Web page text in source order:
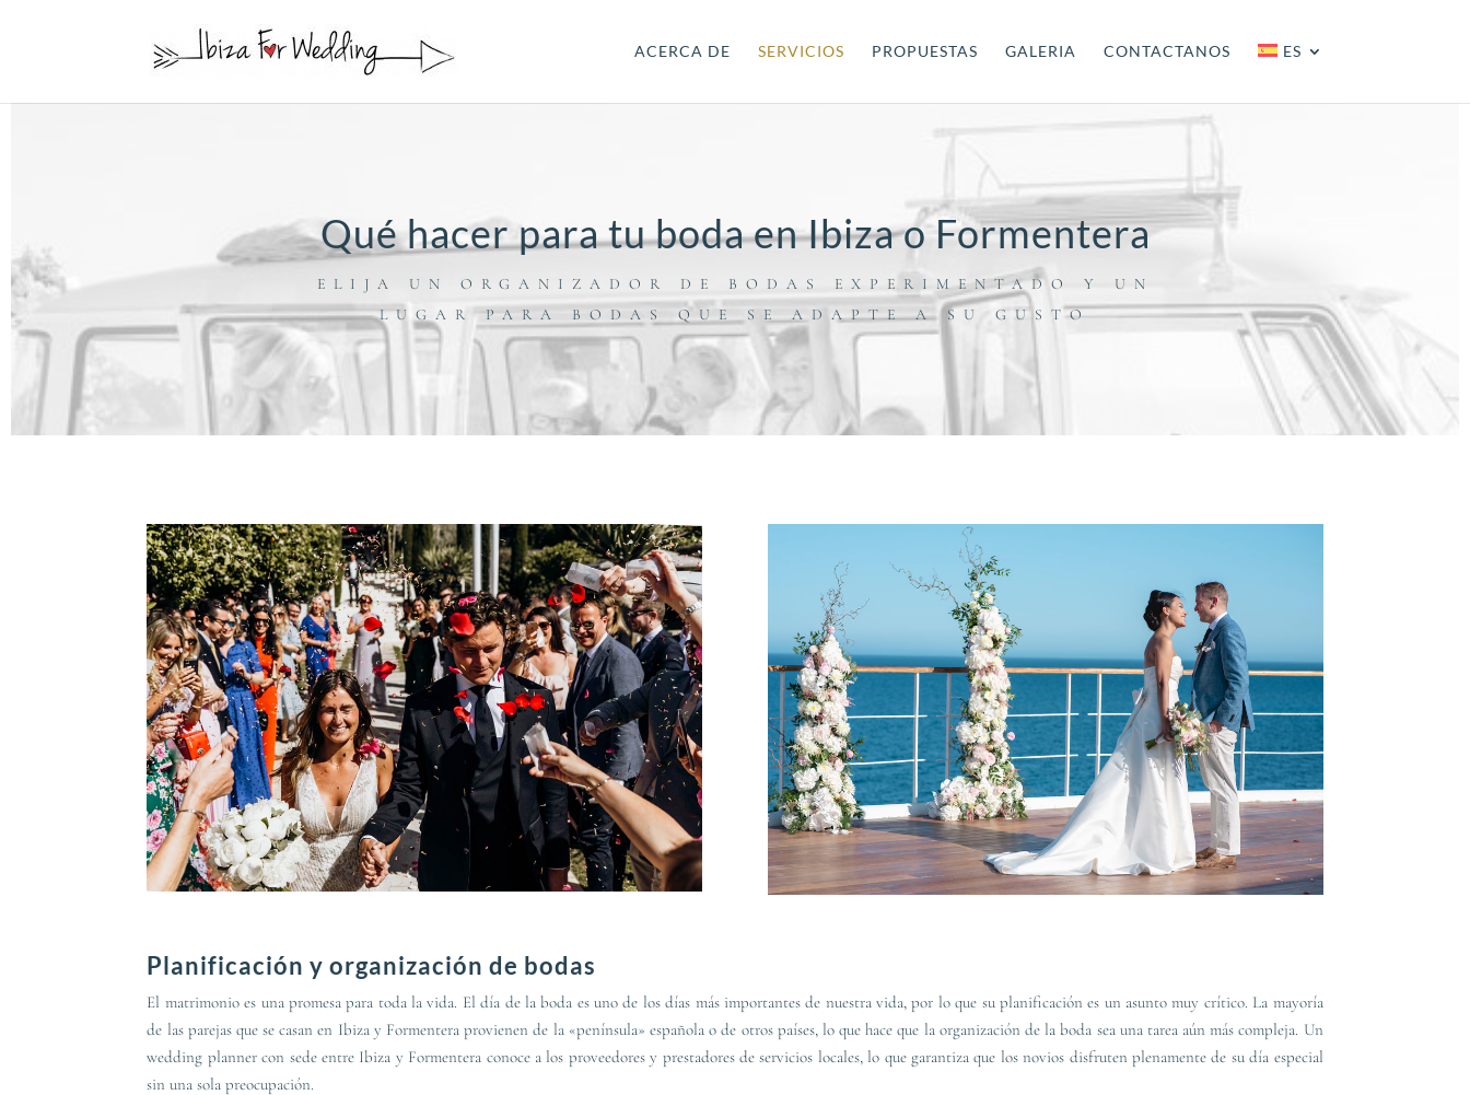
ACERCA DE SERVICIOS PROPUESTAS GALERIA CONTACTANOS ES
Qué hacer para tu boda en Ibiza o Formentera
ELIJA UN ORGANIZADOR DE BODAS EXPERIMENTADO Y UN
LUGAR PARA BODAS QUE SE ADAPTE A SU GUSTO
Planificación y organización de bodas
El matrimonio es una promesa para toda la vida. El día de la boda es uno de los días más importantes de nuestra vida, por lo que su planificación es un asunto muy crítico. La mayoría
de las parejas que se casan en Ibiza y Formentera provienen de la «península» española o de otros países, lo que hace que la organización de la boda sea una tarea aún más compleja. Un
wedding planner con sede entre Ibiza y Formentera conoce a los proveedores y prestadores de servicios locales, lo que garantiza que los novios disfruten plenamente de su día especial
sin una sola preocupación.